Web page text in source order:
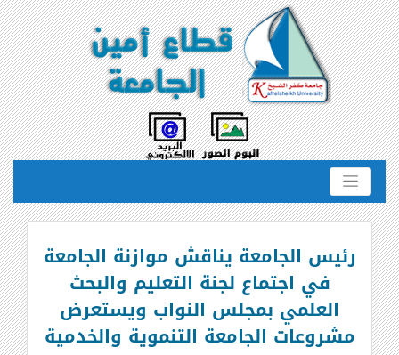
رئيس الجامعة يناقش موازنة الجامعة
في اجتماع لجنة التعليم والبحث
العلمي بمجلس النواب ويستعرض
مشروعات الجامعة التنموية والخدمية